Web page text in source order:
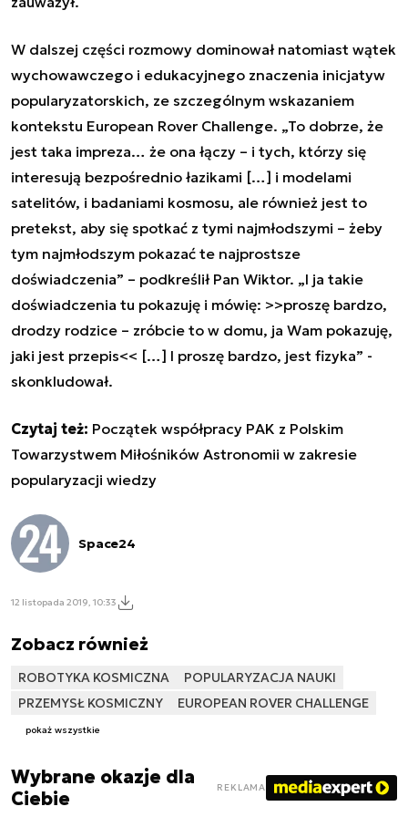
W dalszej części rozmowy dominował natomiast wątek
wychowawczego i edukacyjnego znaczenia inicjatyw
popularyzatorskich, ze szczególnym wskazaniem
kontekstu European Rover Challenge. „To dobrze, że
jest taka impreza… że ona łączy – i tych, którzy się
interesują bezpośrednio łazikami […] i modelami
satelitów, i badaniami kosmosu, ale również jest to
pretekst, aby się spotkać z tymi najmłodszymi – żeby
tym najmłodszym pokazać te najprostsze
doświadczenia” – podkreślił Pan Wiktor. „I ja takie
doświadczenia tu pokazuję i mówię: >>proszę bardzo,
drodzy rodzice – zróbcie to w domu, ja Wam pokazuję,
jaki jest przepis<< […] I proszę bardzo, jest fizyka” -
skonkludował.
Czytaj też: Początek współpracy PAK z Polskim
Towarzystwem Miłośników Astronomii w zakresie
popularyzacji wiedzy
Space24
12 listopada 2019, 10:33
Zobacz również
ROBOTYKA KOSMICZNA
POPULARYZACJA NAUKI
PRZEMYSŁ KOSMICZNY
EUROPEAN ROVER CHALLENGE
pokaż wszystkie
Wybrane okazje dla
Ciebie
REKLAMA